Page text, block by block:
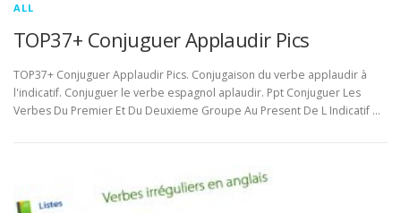
ALL
TOP37+ Conjuguer Applaudir Pics
TOP37+ Conjuguer Applaudir Pics. Conjugaison du verbe applaudir à
l'indicatif. Conjuguer le verbe espagnol aplaudir. Ppt Conjuguer Les
Verbes Du Premier Et Du Deuxieme Groupe Au Present De L Indicatif …